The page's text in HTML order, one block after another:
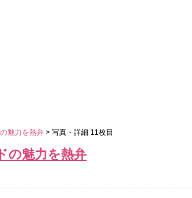
魅力を熱弁 > 写真・詳細 11枚目
の魅力を熱弁